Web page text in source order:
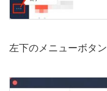
左下のメニューボタン